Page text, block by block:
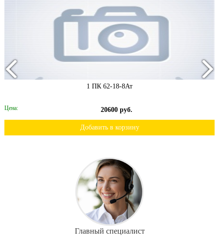
1 ПК 62-18-8Ат
Цена: 20600 руб.
Добавить в корзину
Главный специалист